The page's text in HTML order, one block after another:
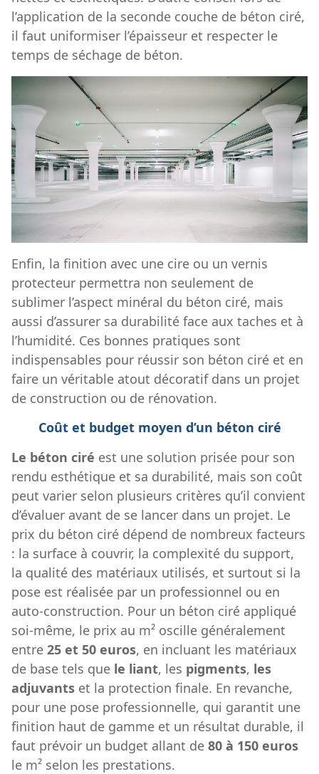
l’application de la seconde couche de béton ciré,
il faut uniformiser l’épaisseur et respecter le
temps de séchage de béton.
Enfin, la finition avec une cire ou un vernis
protecteur permettra non seulement de
sublimer l’aspect minéral du béton ciré, mais
aussi d’assurer sa durabilité face aux taches et à
l’humidité. Ces bonnes pratiques sont
indispensables pour réussir son béton ciré et en
faire un véritable atout décoratif dans un projet
de construction ou de rénovation.
Coût et budget moyen d’un béton ciré
Le béton ciré est une solution prisée pour son
rendu esthétique et sa durabilité, mais son coût
peut varier selon plusieurs critères qu’il convient
d’évaluer avant de se lancer dans un projet. Le
prix du béton ciré dépend de nombreux facteurs
: la surface à couvrir, la complexité du support,
la qualité des matériaux utilisés, et surtout si la
pose est réalisée par un professionnel ou en
auto-construction. Pour un béton ciré appliqué
soi-même, le prix au m² oscille généralement
entre 25 et 50 euros, en incluant les matériaux
de base tels que le liant, les pigments, les
adjuvants et la protection finale. En revanche,
pour une pose professionnelle, qui garantit une
finition haut de gamme et un résultat durable, il
faut prévoir un budget allant de 80 à 150 euros
le m² selon les prestations.